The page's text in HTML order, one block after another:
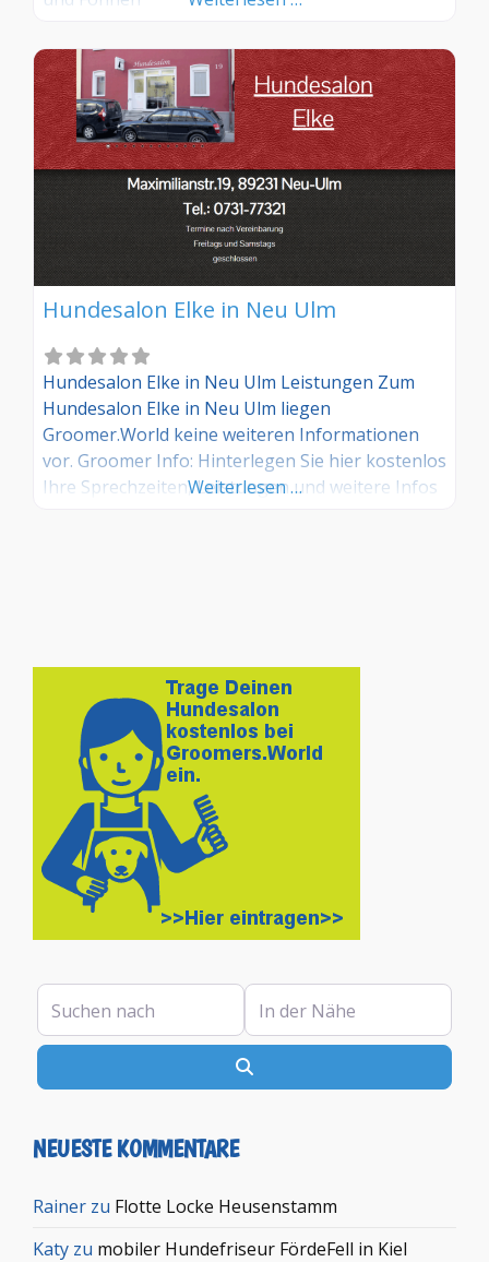
Hundesalon Elke in Neu Ulm
Hundesalon Elke in Neu Ulm Leistungen Zum
Hundesalon Elke in Neu Ulm liegen
Groomer.World keine weiteren Informationen
vor. Groomer Info: Hinterlegen Sie hier kostenlos
Ihre Sprechzeiten, Leistungen und weitere Infos
Weiterlesen …
Suchen nach In der Nähe
NEUESTE KOMMENTARE
Rainer zu Flotte Locke Heusenstamm
Katy zu mobiler Hundefriseur FördeFell in Kiel